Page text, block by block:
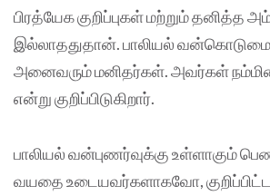
பிரத்யேக குறிப்புகள் மற்றும் தனித்த
இல்லாததுதான். பாலியல் வன்கொடுமை
அனைவரும் மனிதர்கள். அவர்கள்
என்று குறிப்பிடுகிறார்.
பாலியல் வன்புணர்வுக்கு உள்ளாகும்
வயதை உடையவர்களாகவோ,